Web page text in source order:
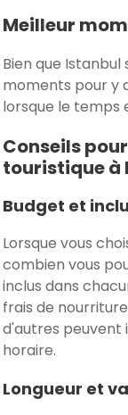
Meilleur
Bien que
moments pour y
lorsque le temps
Conseils
touristique à
Budget et
Lorsque vous
combien vous
inclus dans
frais de
d'autres peuvent
horaire.
Longueur et